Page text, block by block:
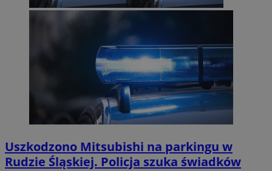
Uszkodzono Mitsubishi na parkingu w
Rudzie Śląskiej. Policja szuka świadków